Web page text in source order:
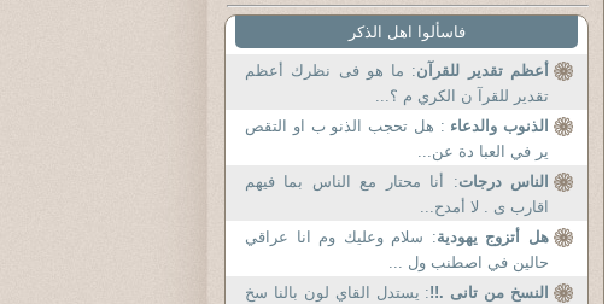
فاسألوا اهل الذكر
أعظم تقدير للقرآن: ما هو فى نظرك أعظم
تقدير للقرآ ن الكري م ؟...
الذنوب والدعاء : هل تحجب الذنو ب او التقص
ير في العبا دة عن...
الناس درجات: أنا محتار مع الناس بما فيهم
اقارب ى . لا أمدح...
هل أتزوج يهودية: سلام وعليك وم انا عراقي
حالين في اصطنب ول ...
النسخ من تانى .!!: يستدل القاي لون بالنا سخ